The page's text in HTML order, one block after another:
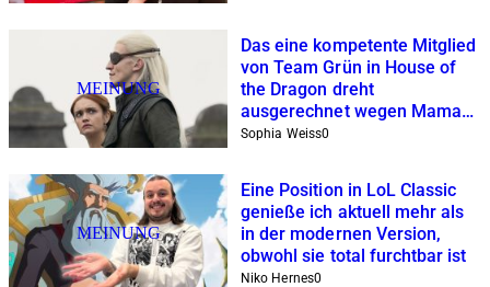
MEINUNG
Das eine kompetente Mitglied
von Team Grün in House of
the Dragon dreht
ausgerechnet wegen Mama
am Rad
Sophia Weiss0
MEINUNG
Eine Position in LoL Classic
genieße ich aktuell mehr als
in der modernen Version,
obwohl sie total furchtbar ist
Niko Hernes0